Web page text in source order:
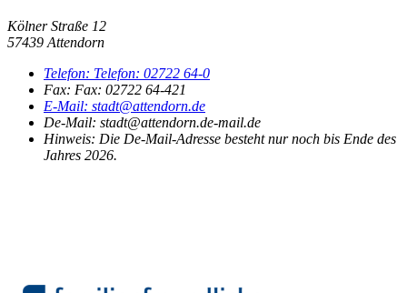
Kölner Straße 12
57439 Attendorn
Telefon: Telefon: 02722 64-0
Fax: Fax: 02722 64-421
E-Mail: stadt@attendorn.de
De-Mail: stadt@attendorn.de-mail.de
Hinweis: Die De-Mail-Adresse besteht nur noch bis Ende des
Jahres 2026.